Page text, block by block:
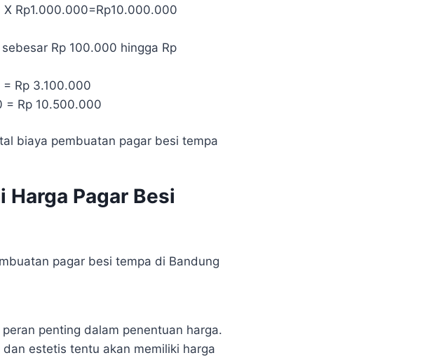
Rp1.000.000=Rp10.000.000
Rp 100.000 hingga Rp
Rp 3.100.000
= Rp 10.500.000
biaya pembuatan pagar besi tempa
Pagar Besi
pagar besi tempa di Bandung
penting dalam penentuan harga.
estetis tentu akan memiliki harga